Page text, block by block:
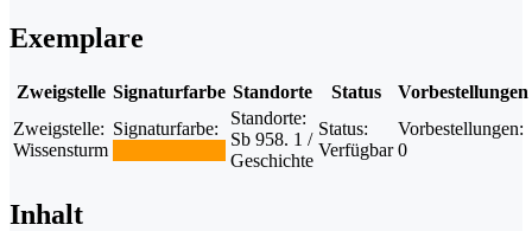
Exemplare
Zweigstelle Signaturfarbe Standorte Status
Vorbestellungen
Zweigstelle:
Wissensturm
Signaturfarbe:
Standorte:
Sb 958. 1 /
Geschichte
Status:
Verfügbar
Vorbestellungen:
0
Inhalt